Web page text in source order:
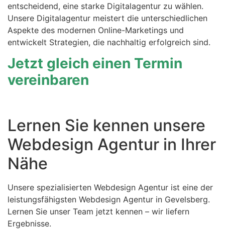
entscheidend, eine starke Digitalagentur zu wählen.
Unsere Digitalagentur meistert die unterschiedlichen
Aspekte des modernen Online-Marketings und
entwickelt Strategien, die nachhaltig erfolgreich sind.
Jetzt gleich einen Termin
vereinbaren
Lernen Sie kennen unsere
Webdesign Agentur in Ihrer
Nähe
Unsere spezialisierten Webdesign Agentur ist eine der
leistungsfähigsten Webdesign Agentur in Gevelsberg.
Lernen Sie unser Team jetzt kennen – wir liefern
Ergebnisse.